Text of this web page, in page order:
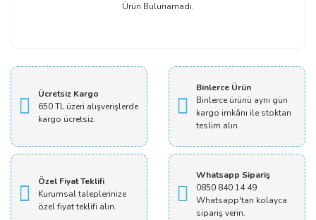
Ürün Bulunamadı.
Ücretsiz Kargo
650 TL üzeri alışverişlerde
kargo ücretsiz.
Binlerce Ürün
Binlerce ürünü aynı gün
kargo imkânı ile stoktan
teslim alın.
Özel Fiyat Teklifi
Kurumsal taleplerinize
özel fiyat teklifi alın.
Whatsapp Sipariş
0850 840 14 49
Whatsapp'tan kolayca
sipariş verin.